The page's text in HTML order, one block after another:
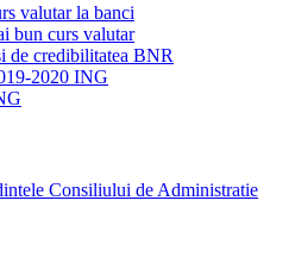
valutar la banci
bun curs valutar
de credibilitatea BNR
2020 ING
Consiliului de Administratie